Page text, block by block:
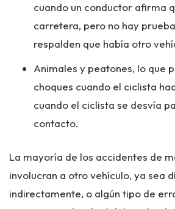
cuando un conductor afirma
carretera, pero no hay
respalden que había otro
Animales y peatones, lo que
choques cuando el ciclista
cuando el ciclista se desvía
contacto.
La mayoría de los accidentes de
involucran a otro vehículo, ya sea
indirectamente, o algún tipo de